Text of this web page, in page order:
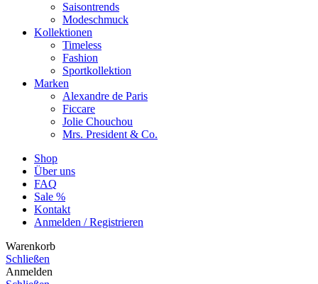
Saisontrends
Modeschmuck
Kollektionen
Timeless
Fashion
Sportkollektion
Marken
Alexandre de Paris
Ficcare
Jolie Chouchou
Mrs. President & Co.
Shop
Über uns
FAQ
Sale %
Kontakt
Anmelden / Registrieren
Warenkorb
Schließen
Anmelden